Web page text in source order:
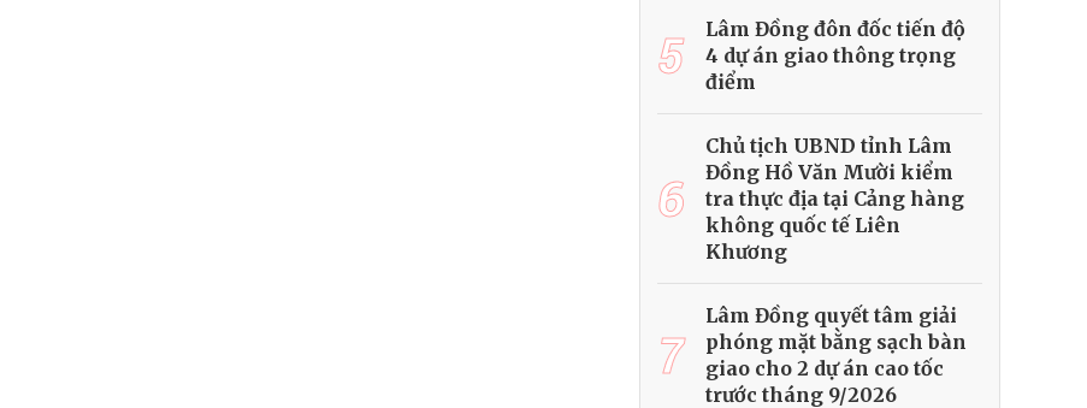
5
Lâm Đồng đôn đốc tiến độ
4 dự án giao thông trọng
điểm
6
Chủ tịch UBND tỉnh Lâm
Đồng Hồ Văn Mười kiểm
tra thực địa tại Cảng hàng
không quốc tế Liên
Khương
7
Lâm Đồng quyết tâm giải
phóng mặt bằng sạch bàn
giao cho 2 dự án cao tốc
trước tháng 9/2026